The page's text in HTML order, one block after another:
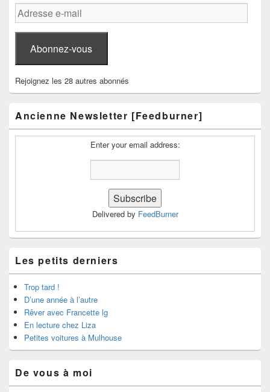
Adresse
e-
mail
Abonnez-vous
Rejoignez les 28 autres abonnés
Ancienne Newsletter [Feedburner]
Enter your email address:
Delivered by FeedBurner
Les petits derniers
Trop tard !
D’une année à l’autre
Rêver avec Francette lg
En lecture chez Liza
Petites voitures à Mulhouse
De vous à moi